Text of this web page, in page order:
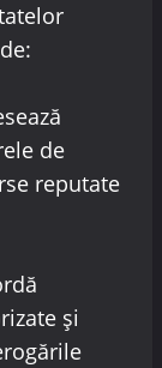
de
reputate
și